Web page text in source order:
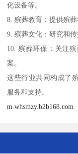
化设备等。
8. 殡葬教育：提供殡
9. 殡葬文化：研究和
10. 殡葬环保：关注
案。
这些行业共同构成了
服务和支持。
m.whsmzy.b2b168.com